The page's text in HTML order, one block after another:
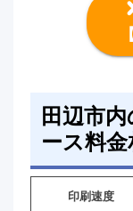
田辺市
ース料
印刷速度